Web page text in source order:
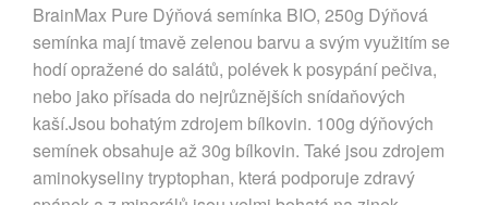
BrainMax Pure Dýňová semínka BIO, 250g Dýňová
semínka mají tmavě zelenou barvu a svým využitím se
hodí opražené do salátů, polévek k posypání pečiva,
nebo jako přísada do nejrůznějších snídaňových
kaší.Jsou bohatým zdrojem bílkovin. 100g dýňových
semínek obsahuje až 30g bílkovin. Také jsou zdrojem
aminokyseliny tryptophan, která podporuje zdravý